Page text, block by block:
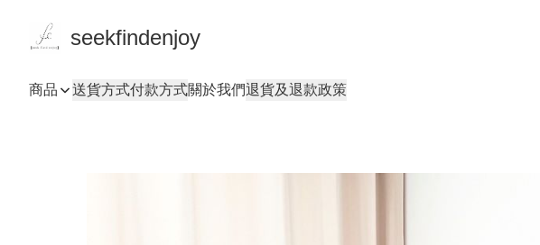
seekfindenjoy
商品 送貨方式付款方式關於我們退貨及退款政策